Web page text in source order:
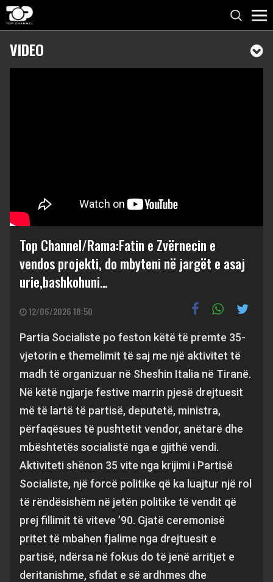
VIDEO
Top Channel/Rama:Fatin e Zvërnecin e
vendos projekti, do mbyteni në jargët e asaj
urie,bashkohuni…
12/06/2026 18:50
Partia Socialiste po feston këtë të premte 35-
vjetorin e themelimit të saj me një aktivitet të
madh të organizuar në Sheshin Italia në Tiranë.
Në këtë ngjarje festive marrin pjesë drejtuesit
më të lartë të partisë, deputetë, ministra,
përfaqësues të pushtetit vendor, anëtarë dhe
mbështetës socialistë nga e gjithë vendi.
Aktiviteti shënon 35 vite nga krijimi i Partisë
Socialiste, një forcë politike që ka luajtur një rol
të rëndësishëm në jetën politike të vendit që
prej fillimit të viteve ’90. Gjatë ceremonisë
pritet të mbahen fjalime nga drejtuesit e
partisë, ndërsa në fokus do të jenë arritjet e
deritanishme, sfidat e së ardhmes dhe